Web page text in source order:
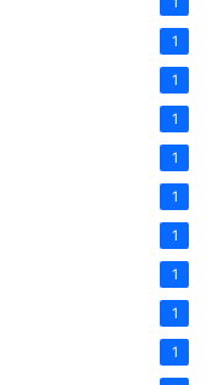
1
1
1
1
1
1
1
1
1